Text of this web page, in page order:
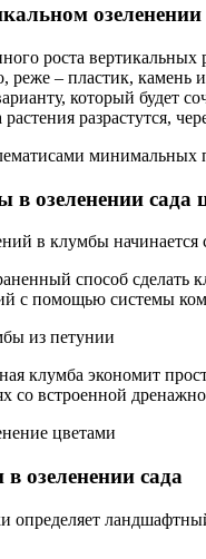
озеленении
роста вертикальных
реже – пластик,
который будет
разрастутся,
озеленении сада
в клумбы
способ сделать
с помощью системы
из петунии
клумба экономит
со встроенной
цветами
озеленении сада
определяет